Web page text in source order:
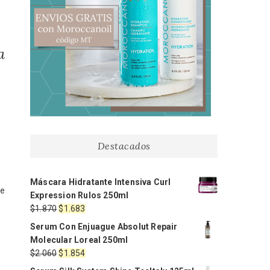
Destacados
Máscara Hidratante Intensiva Curl
Expression Rulos 250ml
$1.870El
precio
original
era:
$1.870.
$1.683
precio
actual
es:
$1.683.
Serum Con Enjuague Absolut Repair
Molecular Loreal 250ml
$2.060El
precio
$1.854El